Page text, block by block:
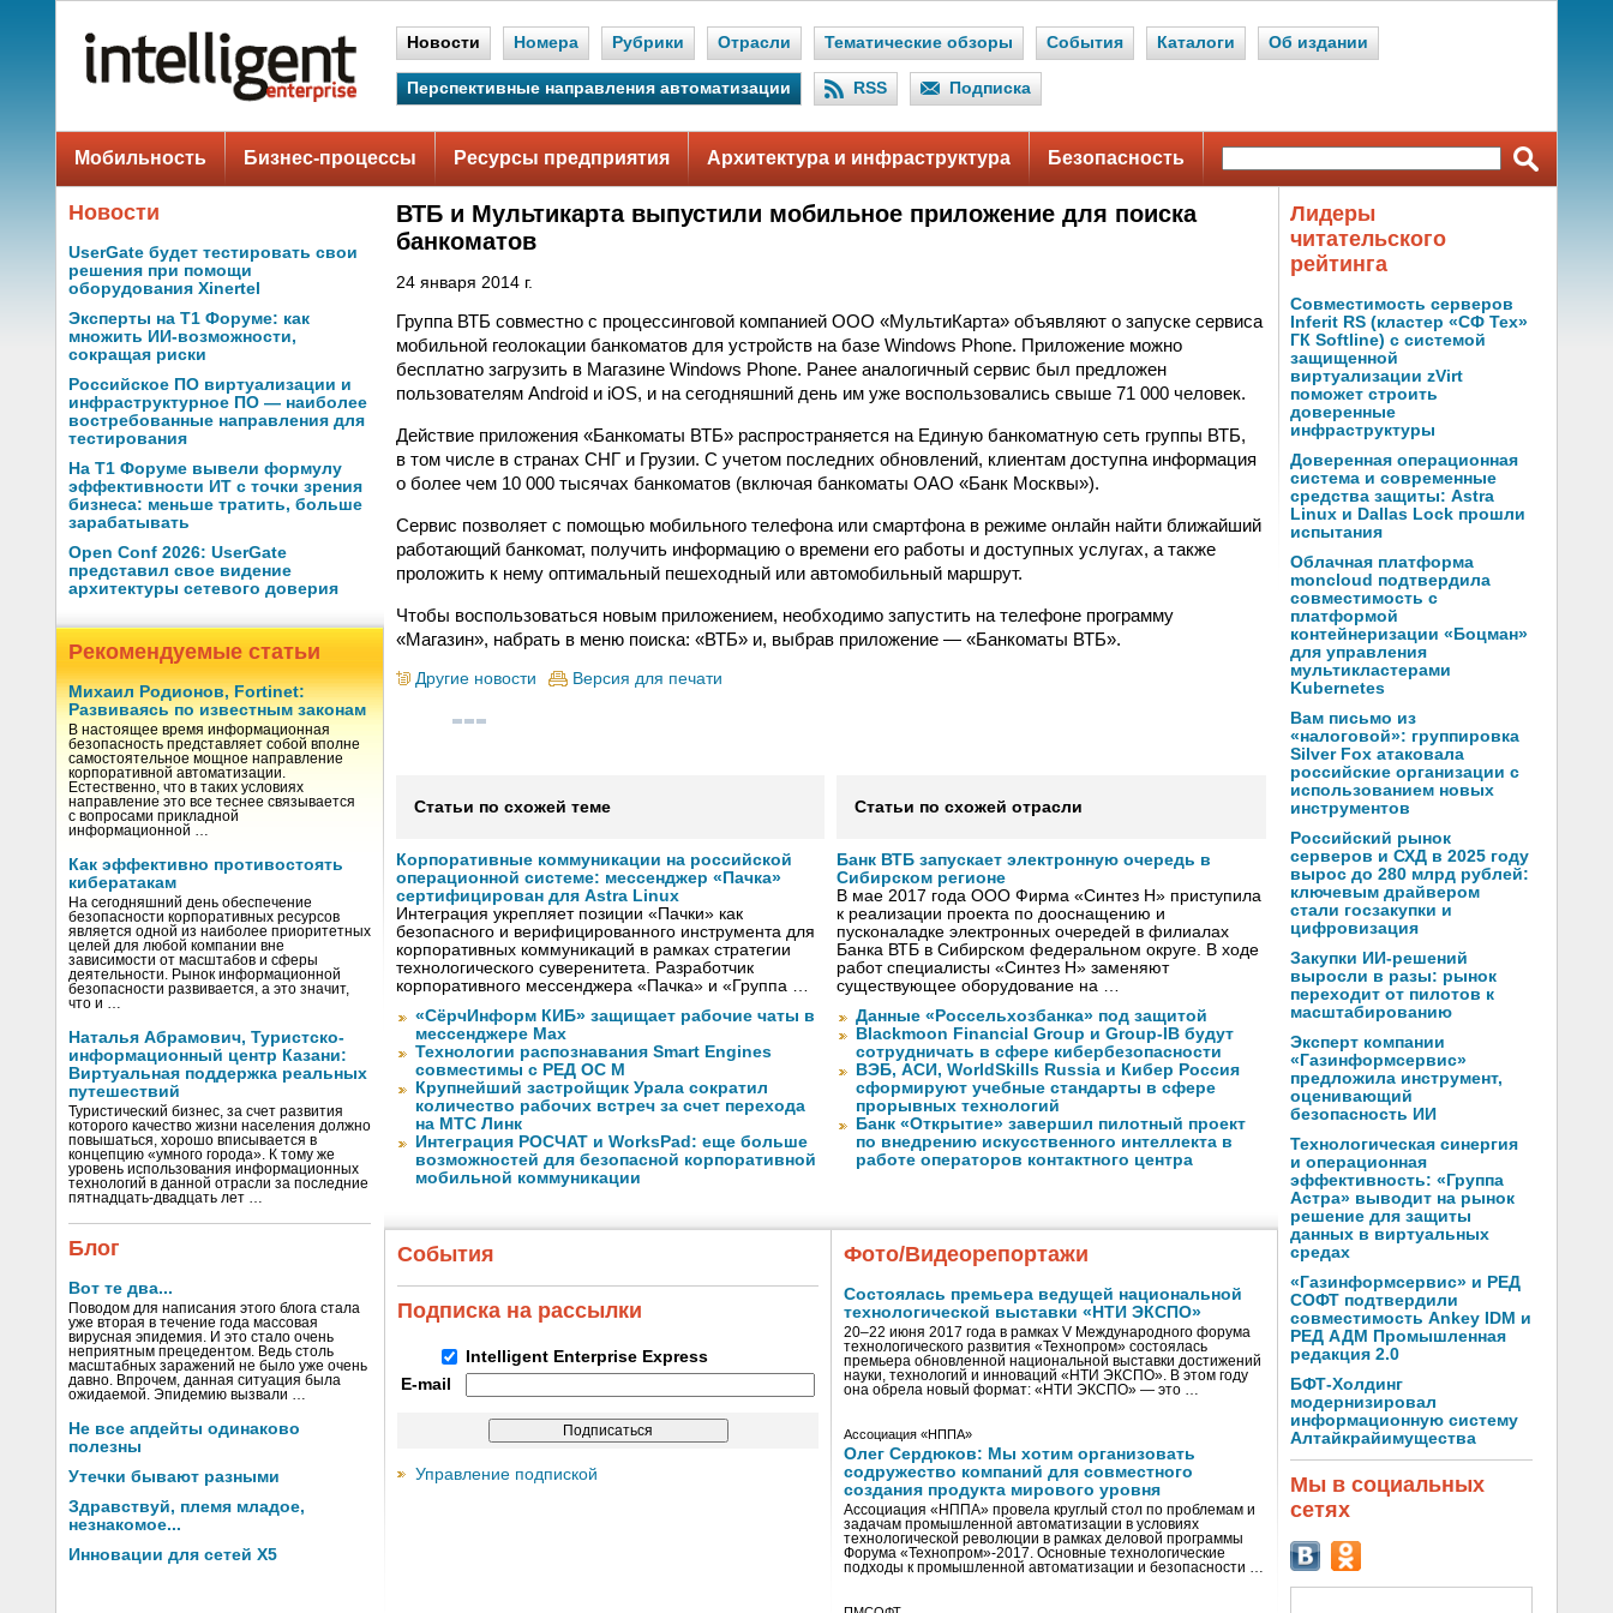
Новости Номера Рубрики Отрасли Тематические обзоры События Каталоги Об издании
Перспективные направления автоматизации RSS Подписка
Мобильность Бизнес-процессы Ресурсы предприятия Архитектура и инфраструктура Безопасность
Новости
UserGate будет тестировать свои
решения при помощи
оборудования Xinertel
Эксперты на Т1 Форуме: как
множить ИИ-возможности,
сокращая риски
Российское ПО виртуализации и
инфраструктурное ПО — наиболее
востребованные направления для
тестирования
На Т1 Форуме вывели формулу
эффективности ИТ с точки зрения
бизнеса: меньше тратить, больше
зарабатывать
Open Conf 2026: UserGate
представил свое видение
архитектуры сетевого доверия
Рекомендуемые статьи
Михаил Родионов, Fortinet:
Развиваясь по известным законам
В настоящее время информационная
безопасность представляет собой вполне
самостоятельное мощное направление
корпоративной автоматизации.
Естественно, что в таких условиях
направление это все теснее связывается
с вопросами прикладной
информационной …
Как эффективно противостоять
кибератакам
На сегодняшний день обеспечение
безопасности корпоративных ресурсов
является одной из наиболее приоритетных
целей для любой компании вне
зависимости от масштабов и сферы
деятельности. Рынок информационной
безопасности развивается, а это значит,
что и …
Наталья Абрамович, Туристско-
информационный центр Казани:
Виртуальная поддержка реальных
путешествий
Туристический бизнес, за счет развития
которого качество жизни населения должно
повышаться, хорошо вписывается в
концепцию «умного города». К тому же
уровень использования информационных
технологий в данной отрасли за последние
пятнадцать-двадцать лет …
Блог
Вот те два...
Поводом для написания этого блога стала
уже вторая в течение года массовая
вирусная эпидемия. И это стало очень
неприятным прецедентом. Ведь столь
масштабных заражений не было уже очень
давно. Впрочем, данная ситуация была
ожидаемой. Эпидемию вызвали …
Не все апдейты одинаково
полезны
Утечки бывают разными
Здравствуй, племя младое,
незнакомое...
Инновации для сетей X5
ВТБ и Мультикарта выпустили мобильное приложение для поиска
банкоматов
24 января 2014 г.
Группа ВТБ совместно с процессинговой компанией ООО «МультиКарта» объявляют о запуске сервиса
мобильной геолокации банкоматов для устройств на базе Windows Phone. Приложение можно
бесплатно загрузить в Магазине Windows Phone. Ранее аналогичный сервис был предложен
пользователям Android и iOS, и на сегодняшний день им уже воспользовались свыше 71 000 человек.
Действие приложения «Банкоматы ВТБ» распространяется на Единую банкоматную сеть группы ВТБ,
в том числе в странах СНГ и Грузии. С учетом последних обновлений, клиентам доступна информация
о более чем 10 000 тысячах банкоматов (включая банкоматы ОАО «Банк Москвы»).
Сервис позволяет с помощью мобильного телефона или смартфона в режиме онлайн найти ближайший
работающий банкомат, получить информацию о времени его работы и доступных услугах, а также
проложить к нему оптимальный пешеходный или автомобильный маршрут.
Чтобы воспользоваться новым приложением, необходимо запустить на телефоне программу
«Магазин», набрать в меню поиска: «ВТБ» и, выбрав приложение — «Банкоматы ВТБ».
Другие новости Версия для печати
Статьи по схожей теме
Корпоративные коммуникации на российской
операционной системе: мессенджер «Пачка»
сертифицирован для Astra Linux
Интеграция укрепляет позиции «Пачки» как
безопасного и верифицированного инструмента для
корпоративных коммуникаций в рамках стратегии
технологического суверенитета. Разработчик
корпоративного мессенджера «Пачка» и «Группа …
«СёрчИнформ КИБ» защищает рабочие чаты в
мессенджере Max
Технологии распознавания Smart Engines
совместимы с РЕД ОС М
Крупнейший застройщик Урала сократил
количество рабочих встреч за счет перехода
на МТС Линк
Интеграция РОСЧАТ и WorksPad: еще больше
возможностей для безопасной корпоративной
мобильной коммуникации
Статьи по схожей отрасли
Банк ВТБ запускает электронную очередь в
Сибирском регионе
В мае 2017 года ООО Фирма «Синтез Н» приступила
к реализации проекта по дооснащению и
пусконаладке электронных очередей в филиалах
Банка ВТБ в Сибирском федеральном округе. В ходе
работ специалисты «Синтез Н» заменяют
существующее оборудование на …
Данные «Россельхозбанка» под защитой
Blackmoon Financial Group и Group-IB будут
сотрудничать в сфере кибербезопасности
ВЭБ, АСИ, WorldSkills Russia и Кибер Россия
сформируют учебные стандарты в сфере
прорывных технологий
Банк «Открытие» завершил пилотный проект
по внедрению искусственного интеллекта в
работе операторов контактного центра
События
Подписка на рассылки
Intelligent Enterprise Express
E-mail
Управление подпиской
Фото/Видеорепортажи
Состоялась премьера ведущей национальной
технологической выставки «НТИ ЭКСПО»
20–22 июня 2017 года в рамках V Международного форума
технологического развития «Технопром» состоялась
премьера обновленной национальной выставки достижений
науки, технологий и инноваций «НТИ ЭКСПО». В этом году
она обрела новый формат: «НТИ ЭКСПО» — это …
Ассоциация «НППА»
Олег Сердюков: Мы хотим организовать
содружество компаний для совместного
создания продукта мирового уровня
Ассоциация «НППА» провела круглый стол по проблемам и
задачам промышленной автоматизации в условиях
технологической революции в рамках деловой программы
Форума «Технопром»-2017. Основные технологические
подходы к промышленной автоматизации и безопасности …
Лидеры
читательского
рейтинга
Совместимость серверов
Inferit RS (кластер «СФ Тех»
ГК Softline) с системой
защищенной
виртуализации zVirt
поможет строить
доверенные
инфраструктуры
Доверенная операционная
система и современные
средства защиты: Astra
Linux и Dallas Lock прошли
испытания
Облачная платформа
moncloud подтвердила
совместимость с
платформой
контейнеризации «Боцман»
для управления
мультикластерами
Kubernetes
Вам письмо из
«налоговой»: группировка
Silver Fox атаковала
российские организации с
использованием новых
инструментов
Российский рынок
серверов и СХД в 2025 году
вырос до 280 млрд рублей:
ключевым драйвером
стали госзакупки и
цифровизация
Закупки ИИ-решений
выросли в разы: рынок
переходит от пилотов к
масштабированию
Эксперт компании
«Газинформсервис»
предложила инструмент,
оценивающий
безопасность ИИ
Технологическая синергия
и операционная
эффективность: «Группа
Астра» выводит на рынок
решение для защиты
данных в виртуальных
средах
«Газинформсервис» и РЕД
СОФТ подтвердили
совместимость Ankey IDM и
РЕД АДМ Промышленная
редакция 2.0
БФТ-Холдинг
модернизировал
информационную систему
Алтайкрайимущества
Мы в социальных
сетях